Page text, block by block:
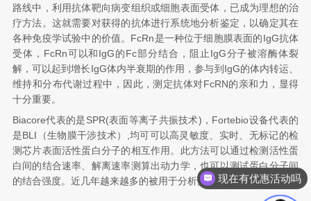
路线中，利用抗体靶向病变组织或细胞表面受体，已成为理想的治
疗方法。这就需要对获得的抗体进行系统地分析鉴定，以确定其在
各种免疫学试验中的价值。FcRn是一种位于细胞膜表面的IgG抗体
受体，FcRn可以和IgG的Fc部分结合，阻止IgG分子被溶酶体裂
解，可以起到增长IgG体内半衰期的作用，参与到IgG的体内转运、
维持和分布代谢过程中，因此，测定抗体对FcRN的亲和力，显得
十分重要。
Biacore代表的是SPR(表面等离子共振技术)，Fortebio设备代表的
是BLI（生物膜干涉技术）,均可可以高灵敏度、实时、无标记的检
测芯片表面活性蛋白分子的相互作用。此方法可以通过检测活性蛋
白间的结合速率、解离速率测算出动力学，也可以测试蛋白分子间
的结合强度。近几年越来越多的被用于分析蛋白间的亲和力
现在有优惠活动吗